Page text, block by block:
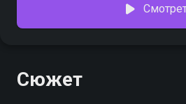
Сюжет